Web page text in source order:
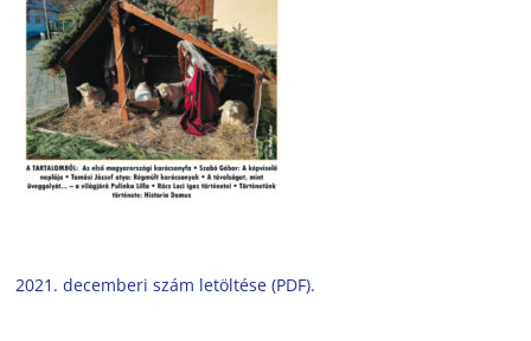
2021. decemberi szám letöltése (PDF).